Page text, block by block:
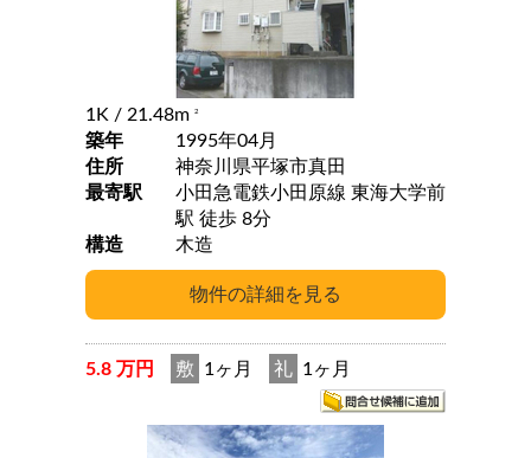
1K / 21.48m 2
築年
1995年04月
住所
神奈川県平塚市真田
最寄駅
小田急電鉄小田原線 東海大学前
駅 徒歩 8分
構造
木造
5.8 万円 敷 1ヶ月 礼 1ヶ月